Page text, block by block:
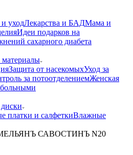
уходЛекарства и БАДМама и
Идеи подарков на
сахарного диабета
материалы
Защита от насекомыхУход за
за потоотделениемЖенская
платки и салфеткиВлажные
САВОСТИНЪ N20